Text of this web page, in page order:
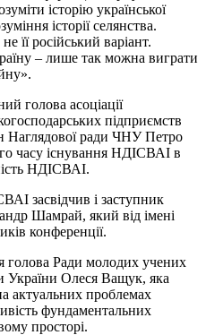
історію української
історії селянства.
її російський варіант.
– лише так можна виграти
голова асоціації
підприємств
Наглядової ради ЧНУ Петро
часу існування НДІСВАІ в
НДІСВАІ.
засвідчив і заступник
Шамрай, який від імені
конференції.
голова Ради молодих учених
України Олеся Ващук, яка
актуальних проблемах
фундаментальних
просторі.